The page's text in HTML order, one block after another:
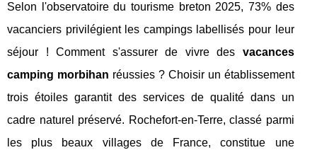
Selon l'observatoire du tourisme breton 2025, 73% des
vacanciers privilégient les campings labellisés pour leur
séjour ! Comment s'assurer de vivre des vacances
camping morbihan réussies ? Choisir un établissement
trois étoiles garantit des services de qualité dans un
cadre naturel préservé. Rochefort-en-Terre, classé parmi
les plus beaux villages de France, constitue une